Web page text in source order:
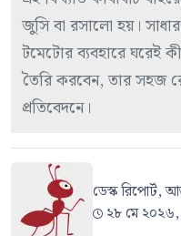
জুসি বা রসালো হয়।
টমেটোর ব্যবহারে ঘরেই
তৈরি করবেন, তার সহজ
প্রতিবেদনে।
ডেস্ক রিপোর্ট,
২৮ মে